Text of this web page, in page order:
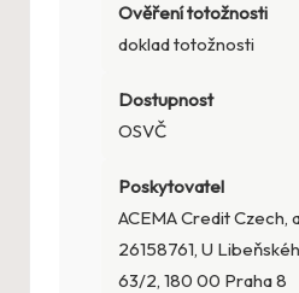
Ověření totožnosti
doklad totožnosti
Dostupnost
OSVČ
Poskytovatel
ACEMA Credit Czech,
26158761, U
63/2, 180 00 Praha 8